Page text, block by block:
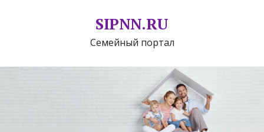
SIPNN.RU
Семейный портал